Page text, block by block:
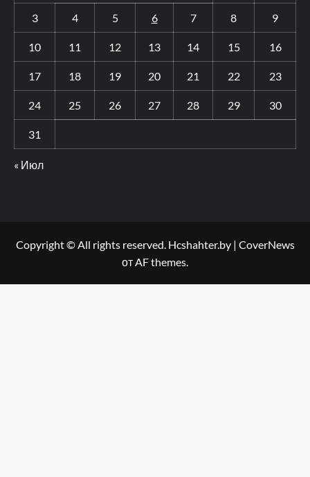
3 4 5 6 7 8 9
10 11 12 13 14 15 16
17 18 19 20 21 22 23
24 25 26 27 28 29 30
31
« Июл
Copyright © All rights reserved. Hcshahter.by | CoverNews
от AF themes.